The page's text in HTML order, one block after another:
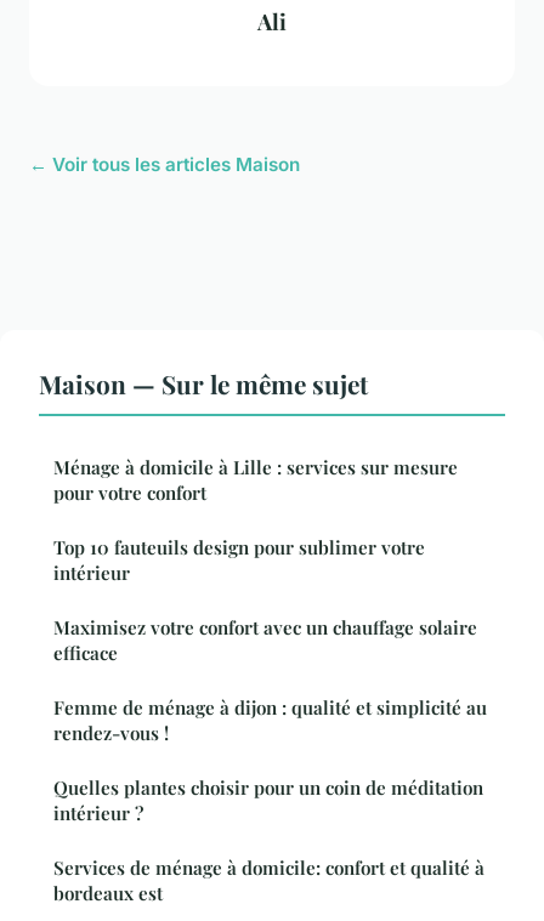
Ali
← Voir tous les articles Maison
Maison — Sur le même sujet
Ménage à domicile à Lille : services sur mesure
pour votre confort
Top 10 fauteuils design pour sublimer votre
intérieur
Maximisez votre confort avec un chauffage solaire
efficace
Femme de ménage à dijon : qualité et simplicité au
rendez-vous !
Quelles plantes choisir pour un coin de méditation
intérieur ?
Services de ménage à domicile: confort et qualité à
bordeaux est